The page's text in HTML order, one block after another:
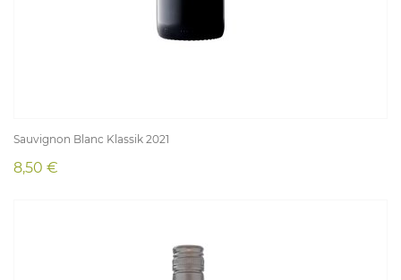
Sauvignon Blanc Klassik 2021
8,50 €